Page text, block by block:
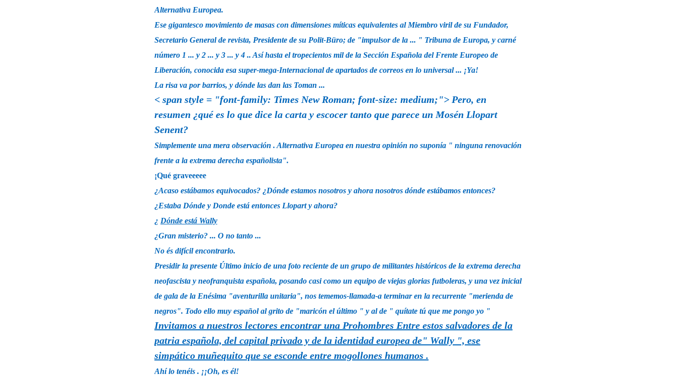
Alternativa Europea.
Ese gigantesco movimiento de masas con dimensiones míticas equivalentes al Miembro viril de su Fundador,
Secretario General de revista, Presidente de su Polit-Büro; de "impulsor de la ... " Tribuna de Europa, y carné
número 1 ... y 2 ... y 3 ... y 4 .. Así hasta el tropecientos mil de la Sección Española del Frente Europeo de
Liberación, conocida esa super-mega-Internacional de apartados de correos en lo universal ... ¡Ya!
La risa va por barrios, y dónde las dan las Toman ...
< span style = "font-family: Times New Roman; font-size: medium;"> Pero, en
resumen ¿qué es lo que dice la carta y escocer tanto que parece un Mosén Llopart
Senent?
Simplemente una mera observación . Alternativa Europea en nuestra opinión no suponía " ninguna renovación
frente a la extrema derecha españolista".
¡Qué graveeeee
¿Acaso estábamos equivocados? ¿Dónde estamos nosotros y ahora nosotros dónde estábamos entonces?
¿Estaba Dónde y Donde está entonces Llopart y ahora?
¿ Dónde está Wally
¿Gran misterio? ... O no tanto ...
No és difícil encontrarlo.
Presidir la presente Último inicio de una foto reciente de un grupo de militantes históricos de la extrema derecha
neofascista y neofranquista española, posando casi como un equipo de viejas glorias futboleras, y una vez inicial
de gala de la Enésima "aventurilla unitaria", nos tememos-llamada-a terminar en la recurrente "merienda de
negros". Todo ello muy español al grito de "maricón el último " y al de " quítate tú que me pongo yo "
Invitamos a nuestros lectores encontrar una Prohombres Entre estos salvadores de la
patria española, del capital privado y de la identidad europea de" Wally ", ese
simpático muñequito que se esconde entre mogollones humanos .
Ahí lo tenéis . ¡¡Oh, es él!